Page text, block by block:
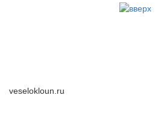
veselokloun.ru